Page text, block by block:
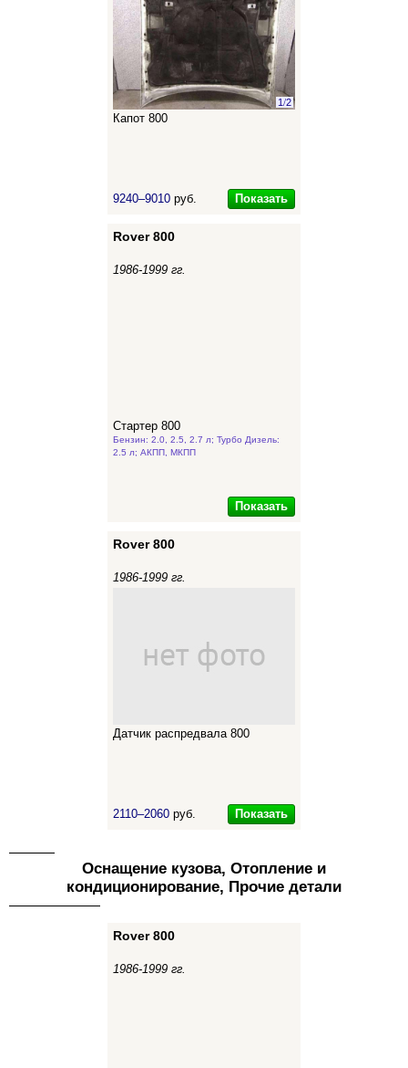
1/2
Капот 800
9240–9010 руб. Показать
Rover 800
1986-1999 гг.
Стартер 800
Бензин: 2.0, 2.5, 2.7 л; Турбо Дизель:
2.5 л; АКПП, МКПП
Показать
Rover 800
1986-1999 гг.
Датчик распредвала 800
2110–2060 руб. Показать
Оснащение кузова, Отопление и
кондиционирование, Прочие детали
Rover 800
1986-1999 гг.